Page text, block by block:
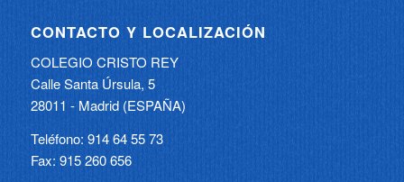
CONTACTO Y LOCALIZACIÓN
COLEGIO CRISTO REY
Calle Santa Úrsula, 5
28011 - Madrid (ESPAÑA)
Teléfono: 914 64 55 73
Fax: 915 260 656